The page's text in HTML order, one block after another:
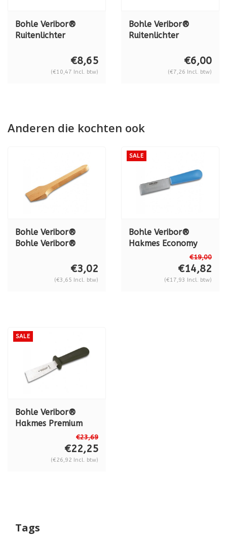
Bohle Veribor®
Ruitenlichter
met houten heft BO
€8,65
(€10,47 Incl. btw)
Bohle Veribor®
Ruitenlichter
€6,00
(€7,26 Incl. btw)
Anderen die kochten ook
Bohle Veribor®
Bohle Veribor®
(basic) BO 5165000
€3,02
(€3,65 Incl. btw)
SALE
Bohle Veribor®
Hakmes Economy
€19,00
€14,82
(€17,93 Incl. btw)
SALE
Bohle Veribor®
Hakmes Premium
"Don Carlos" met
kunststof heft, BO
€23,69
€22,25
(€26,92 Incl. btw)
Tags